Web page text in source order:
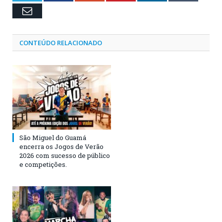
Email
CONTEÚDO RELACIONADO
São Miguel do Guamá
encerra os Jogos de Verão
2026 com sucesso de público
e competições.